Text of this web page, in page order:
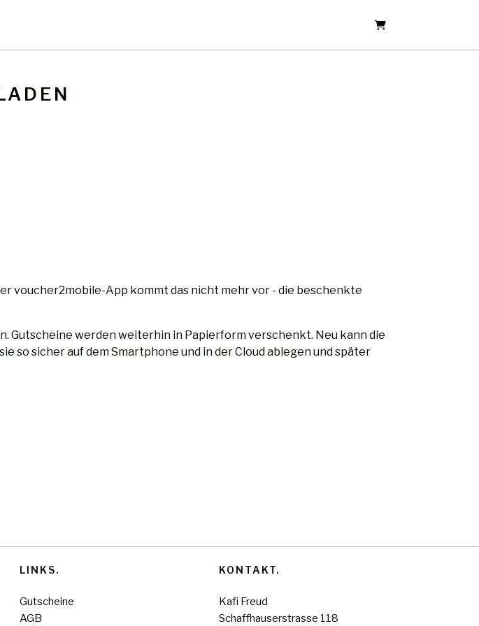
Warenkorb.
voucher2mobile-App kommt das nicht mehr vor - die beschenkte
Gutscheine werden weiterhin in Papierform verschenkt. Neu kann die
so sicher auf dem Smartphone und in der Cloud ablegen und später
LINKS
Gutscheine
AGB
KONTAKT
Kafi Freud
Schaffhauserstrasse 118